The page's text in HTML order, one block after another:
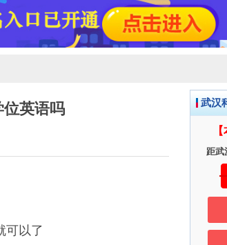
英语吗
可以了
武汉
距武